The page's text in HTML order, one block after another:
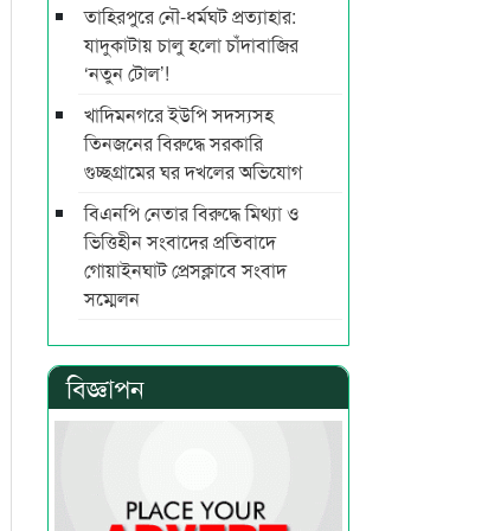
তাহিরপুরে নৌ-ধর্মঘট প্রত্যাহার:
যাদুকাটায় চালু হলো চাঁদাবাজির
‘নতুন টোল’!
খাদিমনগরে ইউপি সদস্যসহ
তিনজনের বিরুদ্ধে সরকারি
গুচ্ছগ্রামের ঘর দখলের অভিযোগ
বিএনপি নেতার বিরুদ্ধে মিথ্যা ও
ভিত্তিহীন সংবাদের প্রতিবাদে
গোয়াইনঘাট প্রেসক্লাবে সংবাদ
সম্মেলন
বিজ্ঞাপন